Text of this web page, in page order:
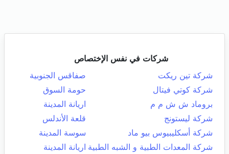
شركات في نفس الإختصاص
شركة تين ريكت
صفاقس الجنوبية
شركة كوتي فيتال
حومة السوق
بروماد ش ش م م
اريانة المدينة
شركة ليستونج
قلعة الأندلس
شركة أسكليبيوس بيو ماد
سوسة المدينة
شركة المعدات الطبية و الشبه الطبية اريانة المدينة